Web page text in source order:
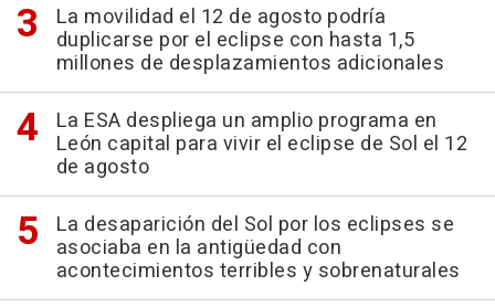
La movilidad el 12 de agosto podría
duplicarse por el eclipse con hasta 1,5
millones de desplazamientos adicionales
La ESA despliega un amplio programa en
León capital para vivir el eclipse de Sol el 12
de agosto
La desaparición del Sol por los eclipses se
asociaba en la antigüedad con
acontecimientos terribles y sobrenaturales